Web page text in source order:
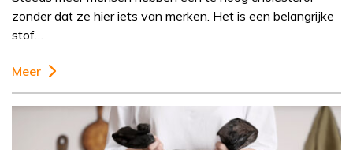
zonder dat ze hier iets van merken. Het is een belangrijke
stof…
Meer